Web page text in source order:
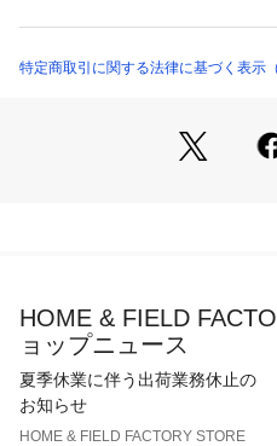
特定商取引に関する法律に基づく表示
HOME & FIELD
ョップニュース
夏季休業に伴う出荷業務休止の
お知らせ
HOME & FIELD FACTORY STORE